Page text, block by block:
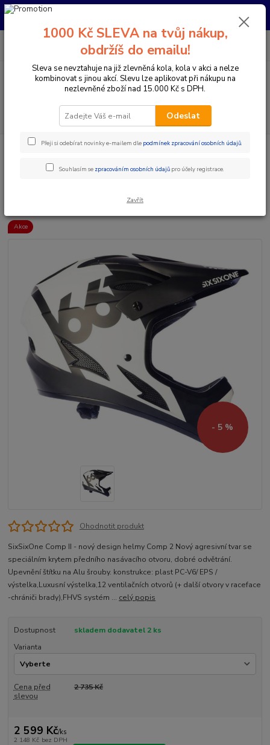
Pro nachystání kola / doplňků na prodejně si prosím zavolejte dopředu.
Menu
CZK
PO-PÁ 10:00-17:00 | SO: 9:00-12:00
Doplňky a helmy Cyklistické helmy Integrální helmy
WHITE - (SIXSIXONE)
Akce
- 5 %
Ohodnotit produkt
SixSixOne Comp II - nový design helmy Comp 2 Nový agresivní tvar se
speciálním krytem předního nasávacího otvoru, dobré odvětrání.
Upevnění štítku na Alu šrouby. konstrukce: plast PC-V6/ EPS /
výstelka,Luxusní výstelka,12 ventilačních otvorů (+ další otvory v raceface
-chrániči brady),FHVS systém ... celý popis
Dostupnost
skladem dodavatel 2 ks
Varianta
Cena před
slevou
2 735 Kč
2 599 Kč/ks
2 148 Kč bez DPH
1000 Kč SLEVA na tvůj nákup,
obdržíš do emailu!
Sleva se nevztahuje na již zlevněná kola, kola v akci a nelze
kombinovat s jinou akcí. Slevu lze aplikovat při nákupu na
nezlevněné zboží nad 15.000 Kč s DPH.
Odeslat
Přeji si odebírat novinky e-mailem dle podmínek zpracování osobních údajů.
Souhlasím se zpracováním osobních údajů pro účely registrace.
Zavřít